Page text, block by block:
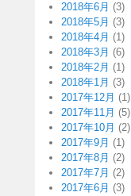
2018年6月 (3)
2018年5月 (3)
2018年4月 (1)
2018年3月 (6)
2018年2月 (1)
2018年1月 (3)
2017年12月 (1)
2017年11月 (5)
2017年10月 (2)
2017年9月 (1)
2017年8月 (2)
2017年7月 (2)
2017年6月 (3)